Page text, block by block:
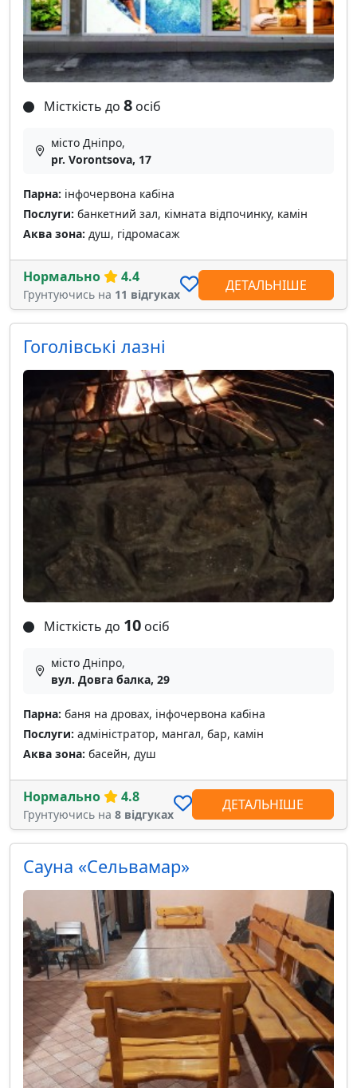
Місткість до 8 осіб
місто Дніпро,
pr. Vorontsova, 17
Парна: інфочервона кабіна
Послуги: банкетний зал, кімната відпочинку, камін
Аква зона: душ, гідромасаж
Нормально 4.4
Грунтуючись на 11 відгуках
ДЕТАЛЬНІШЕ
Гоголівські лазні
Місткість до 10 осіб
місто Дніпро,
вул. Довга балка, 29
Парна: баня на дровах, інфочервона кабіна
Послуги: адміністратор, мангал, бар, камін
Аква зона: басейн, душ
Нормально 4.8
Грунтуючись на 8 відгуках
ДЕТАЛЬНІШЕ
Сауна «Сельвамар»